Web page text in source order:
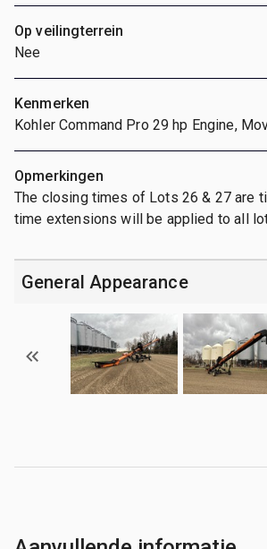
Op veilingterrein
Nee
Kenmerken
Kohler Command Pro 29 hp Engine,
Opmerkingen
The closing times of Lots 26 & 27 are
time extensions will be applied to all
General Appearance